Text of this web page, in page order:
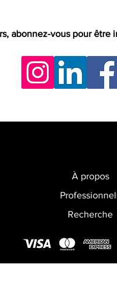
abonnez-vous pour être
À propos
Recherche